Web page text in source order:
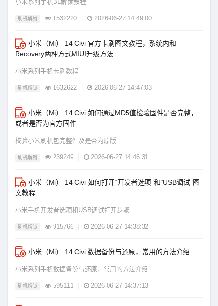
小米系列手机BL解锁教程
刷机解锁 1532220 2026-06-27 14:49:00
小米（Mi） 14 Civi 官方卡刷图文教程，系统内和
Recovery两种方式MIUI升级方法
小米系列手机卡刷教程
刷机解锁 1632622 2026-06-27 14:47:03
小米（Mi） 14 Civi 如何通过MD5值检验固件是否完整，
或者是否为官方固件
校验小米刷机包完整性及是否为原版
刷机解锁 239249 2026-06-27 14:46:31
小米（Mi） 14 Civi 如何打开“开发者选项”和“USB调试”图
文教程
小米手机开发者选项和USB调试打开步骤
刷机解锁 915766 2026-06-27 14:38:32
小米（Mi） 14 Civi 数据备份与还原，常用的方法介绍
小米系列手机数据备份与还原，常用的方法介绍
刷机解锁 595111 2026-06-27 14:37:13